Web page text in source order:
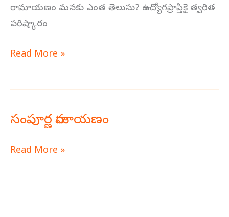
రామాయణం మనకు ఎంత తెలుసు? ఉద్యోగప్రాప్తికై త్వరిత
పరిష్కారం
Read More »
సంపూర్ణ రామాయణం
సంపూర్ణ
Read More »